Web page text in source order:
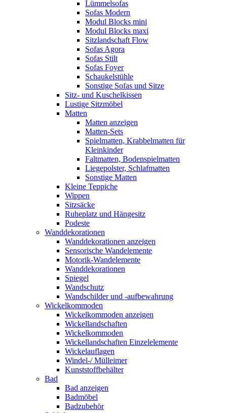
Lümmelsofas
Sofas Modern
Modul Blocks mini
Modul Blocks maxi
Sitzlandschaft Flow
Sofas Agora
Sofas Stilt
Sofas Foyer
Schaukelstühle
Sonstige Sofas und Sitze
Sitz- und Kuschelkissen
Lustige Sitzmöbel
Matten
Matten anzeigen
Matten-Sets
Spielmatten, Krabbelmatten für
Kleinkinder
Faltmatten, Bodenspielmatten
Liegepolster, Schlafmatten
Sonstige Matten
Kleine Teppiche
Wippen
Sitzsäcke
Ruheplatz und Hängesitz
Podeste
Wanddekorationen
Wanddekorationen anzeigen
Sensorische Wandelemente
Motorik-Wandelemente
Wanddekorationen
Spiegel
Wandschutz
Wandschilder und -aufbewahrung
Wickelkommoden
Wickelkommoden anzeigen
Wickellandschaften
Wickelkommoden
Wickellandschaften Einzelelemente
Wickelauflagen
Windel-/ Mülleimer
Kunststoffbehälter
Bad
Bad anzeigen
Badmöbel
Badzubehör